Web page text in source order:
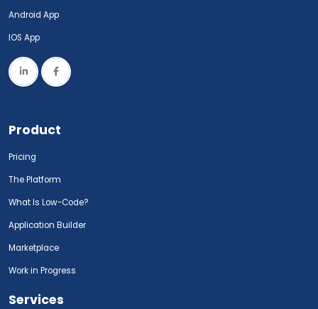
Android App
IOS App
Product
Pricing
The Platform
What Is Low-Code?
Application Builder
Marketplace
Work in Progress
Services